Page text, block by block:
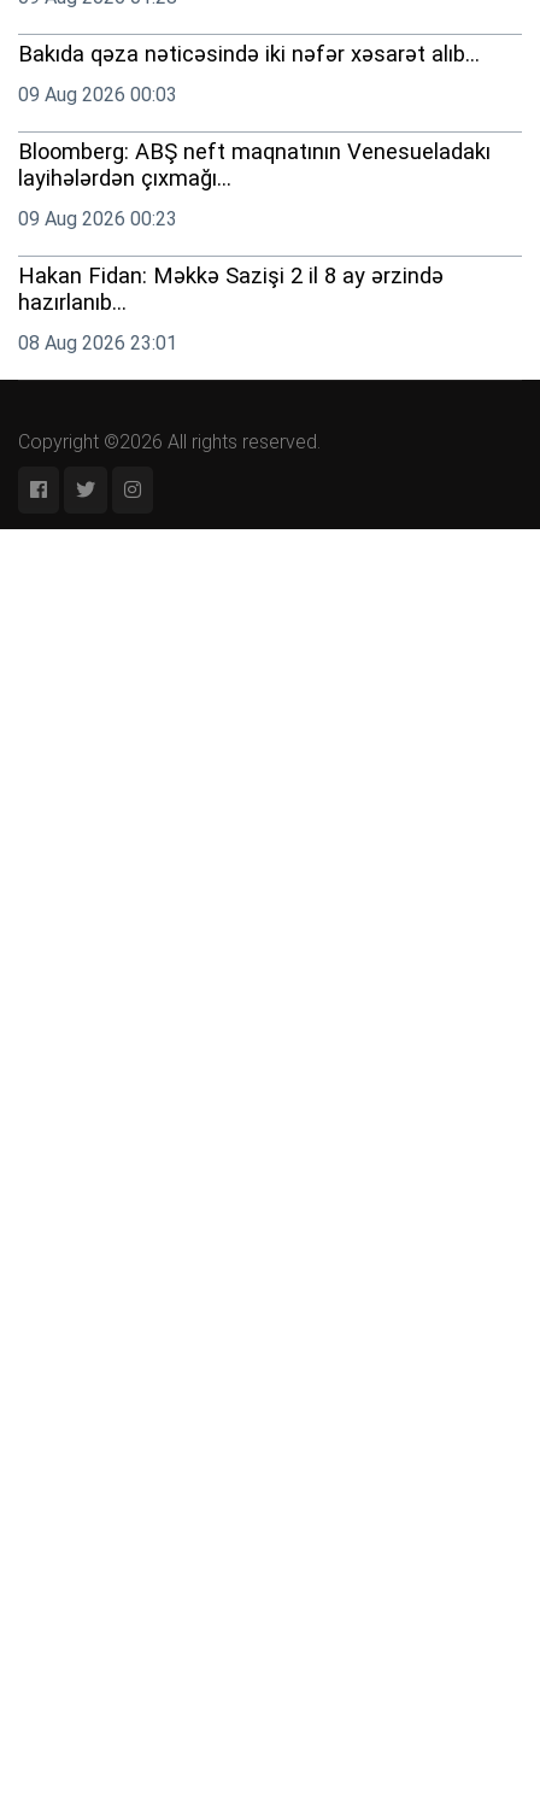
Bakıda qəza nəticəsində iki nəfər xəsarət alıb...
09 Aug 2026 00:03
Bloomberg: ABŞ neft maqnatının Venesueladakı
layihələrdən çıxmağı...
09 Aug 2026 00:23
Hakan Fidan: Məkkə Sazişi 2 il 8 ay ərzində
hazırlanıb...
08 Aug 2026 23:01
Copyright ©2026 All rights reserved.